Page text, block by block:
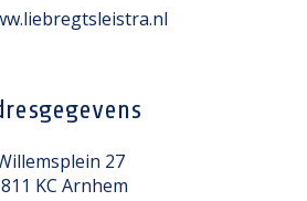
27
KC Arnhem